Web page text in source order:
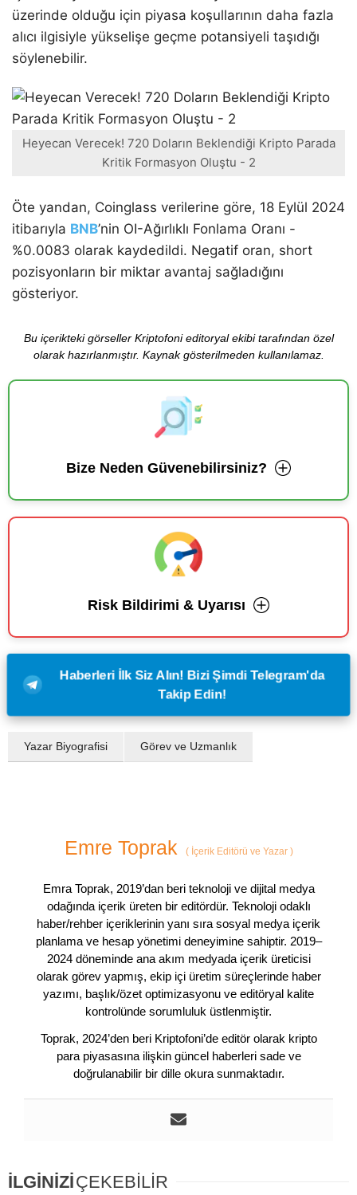
üzerinde olduğu için piyasa koşullarının daha fazla
alıcı ilgisiyle yükselişe geçme potansiyeli taşıdığı
söylenebilir.
Heyecan Verecek! 720 Doların Beklendiği Kripto Parada
Kritik Formasyon Oluştu - 2
Öte yandan, Coinglass verilerine göre, 18 Eylül 2024
itibarıyla BNB’nin OI-Ağırlıklı Fonlama Oranı -
%0.0083 olarak kaydedildi. Negatif oran, short
pozisyonların bir miktar avantaj sağladığını
gösteriyor.
Bu içerikteki görseller Kriptofoni editoryal ekibi tarafından özel
olarak hazırlanmıştır. Kaynak gösterilmeden kullanılamaz.
Bize Neden Güvenebilirsiniz?
Risk Bildirimi & Uyarısı
Haberleri İlk Siz Alın! Bizi Şimdi Telegram'da
Takip Edin!
Yazar Biyografisi Görev ve Uzmanlık
Emre Toprak (İçerik Editörü ve Yazar )
Emra Toprak, 2019’dan beri teknoloji ve dijital medya
odağında içerik üreten bir editördür. Teknoloji odaklı
haber/rehber içeriklerinin yanı sıra sosyal medya içerik
planlama ve hesap yönetimi deneyimine sahiptir. 2019–
2024 döneminde ana akım medyada içerik üreticisi
olarak görev yapmış, ekip içi üretim süreçlerinde haber
yazımı, başlık/özet optimizasyonu ve editöryal kalite
kontrolünde sorumluluk üstlenmiştir.
Toprak, 2024’den beri Kriptofoni’de editör olarak kripto
para piyasasına ilişkin güncel haberleri sade ve
doğrulanabilir bir dille okura sunmaktadır.
İLGİNİZİÇEKEBİLİR